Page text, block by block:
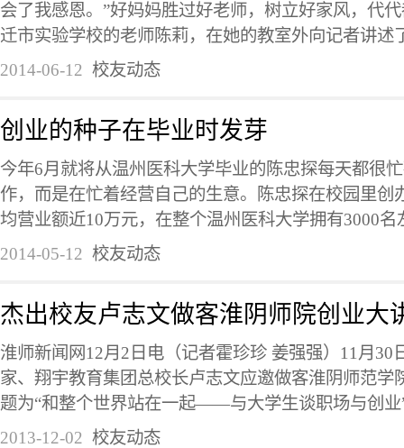
会了我感恩。”好妈妈胜过好老师，树立好家风，代
迁市实验学校的老师陈莉，在她的教室外向记者讲述
2014-06-12 校友动态
创业的种子在毕业时发芽
今年6月就将从温州医科大学毕业的陈忠探每天都很
作，而是在忙着经营自己的生意。陈忠探在校园里创
均营业额近10万元，在整个温州医科大学拥有3000名
2014-05-12 校友动态
杰出校友卢志文做客淮阴师院创业大
淮师新闻网12月2日电（记者霍珍珍 姜强强）11月30
家、翔宇教育集团总校长卢志文应邀做客淮阴师范学
题为“和整个世界站在一起——与大学生谈职场与创业
2013-12-02 校友动态